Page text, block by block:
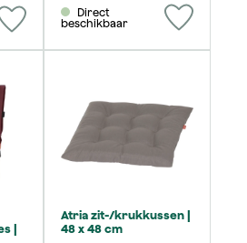
beschikbaar
|
Atria zit-/krukkussen |
48 x 48 cm